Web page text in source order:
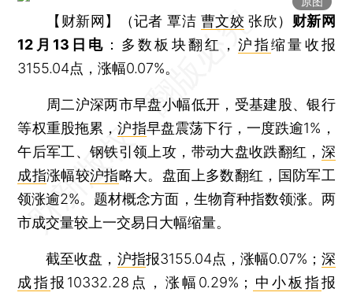
【财新网】（记者 覃洁 曹文姣张欣） 财新网
12月13日电 ：多数板块翻红，沪指缩量收报
3155.04点，涨幅0.07%。
周二沪深两市早盘小幅低开，受基建股、银行
等权重股拖累，沪指早盘震荡下行，一度跌逾1%，
午后军工、钢铁引领上攻，带动大盘收跌翻红， 深
成指涨幅较沪指略大。盘面上多数翻红，国防军工
领涨逾2%。题材概念方面，生物育种指数领涨。两
市成交量较上一交易日大幅缩量。
截至收盘， 沪指报3155.04点，涨幅0.07%； 深
成指报10332.28点，涨幅0.29%； 中小板指报